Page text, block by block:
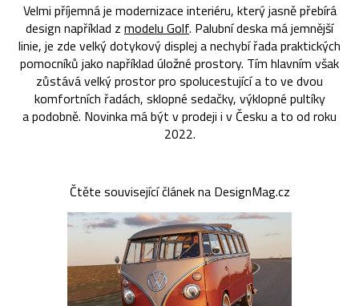
Velmi příjemná je modernizace interiéru, který jasně přebírá
design například z modelu Golf. Palubní deska má jemnější
linie, je zde velký dotykový displej a nechybí řada praktických
pomocníků jako například úložné prostory. Tím hlavním však
zůstává velký prostor pro spolucestující a to ve dvou
komfortních řadách, sklopné sedačky, výklopné pultíky
a podobně. Novinka má být v prodeji i v Česku a to od roku
2022.
Čtěte související článek na DesignMag.cz